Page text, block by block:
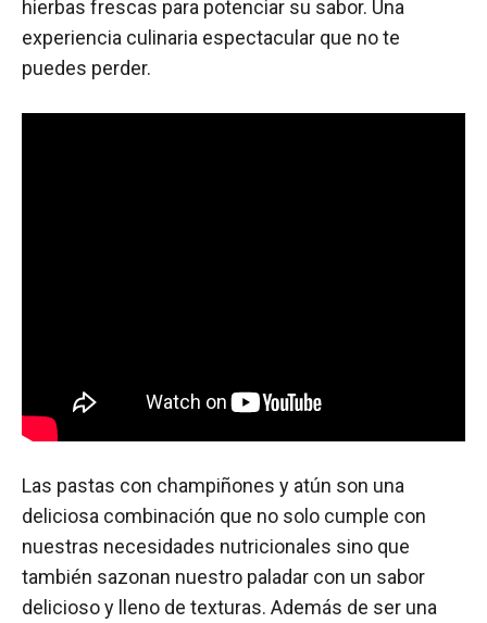
hierbas frescas para potenciar su sabor. Una
experiencia culinaria espectacular que no te
puedes perder.
Las pastas con champiñones y atún son una
deliciosa combinación que no solo cumple con
nuestras necesidades nutricionales sino que
también sazonan nuestro paladar con un sabor
delicioso y lleno de texturas. Además de ser una